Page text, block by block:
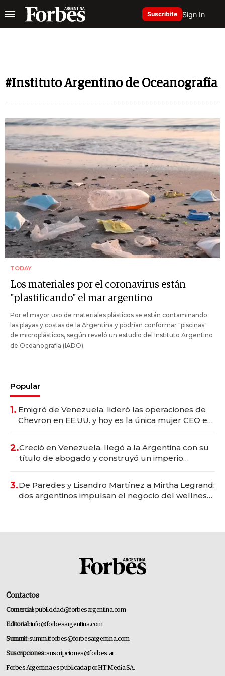
Suscribite Sign In
#Instituto Argentino de Oceanografía
TODAY
Los materiales por el coronavirus están
"plastificando" el mar argentino
Por el mayor uso de materiales plásticos se están contaminando
las playas y costas de la Argentina y podrían conformar "piscinas"
de microplásticos, según reveló un estudio del Instituto Argentino
de Oceanografía (IADO).
Popular
1. Emigró de Venezuela, lideró las operaciones de
Chevron en EE.UU. y hoy es la única mujer CEO en
2.Creció en Venezuela, llegó a la Argentina con su
título de abogado y construyó un imperio
3.De Paredes y Lisandro Martínez a Mirtha Legrand:
dos argentinos impulsan el negocio del wellness
Contactos
Comercial:publicidad@forbesargentina.com
Editorial:info@forbesargentina.com
Summit:summitforbes@forbesargentina.com
Suscripciones:suscripciones@forbes.ar
Forbes Argentina es publicada por HT Media SA.